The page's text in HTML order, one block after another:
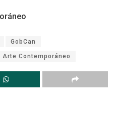
GobCan
Arte Contemporáneo